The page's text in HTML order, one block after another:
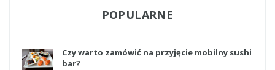
POPULARNE
Czy warto zamówić na przyjęcie mobilny sushi
bar?